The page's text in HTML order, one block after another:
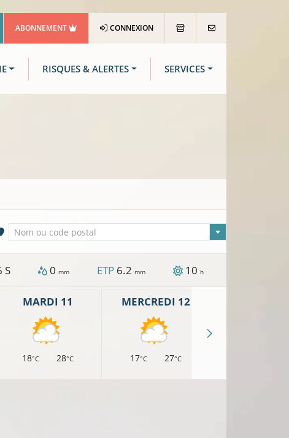
ABONNEMENT CONNEXION
RISQUES & ALERTES SERVICES
Ville sélectionnée
Nom ou code postal
S 0 mm ETP 6.2 mm 10 h
MARDI 11
18°C 28°C
MERCREDI 12
17°C 27°C